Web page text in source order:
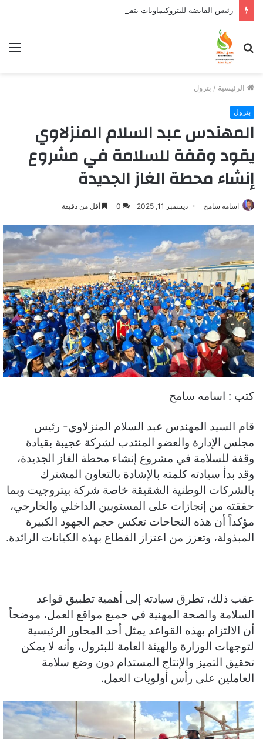
بحث
عن
الرئيسية / بترول
بترول
المهندس عبد السلام المنزلاوي
يقود وقفة للسلامة في مشروع
إنشاء محطة الغاز الجديدة
اسامه سامح ديسمبر 11, 2025 0 أقل من دقيقة
كتب : اسامه سامح
قام السيد المهندس عبد السلام المنزلاوي- رئيس
مجلس الإدارة والعضو المنتدب لشركة عجيبة بقيادة
وقفة للسلامة في مشروع إنشاء محطة الغاز الجديدة،
وقد بدأ سيادته كلمته بالإشادة بالتعاون المشترك
بالشركات الوطنية الشقيقة خاصة شركة بيتروجيت وبما
حققته من إنجازات على المستويين الداخلي والخارجي،
مؤكداً أن هذه النجاحات تعكس حجم الجهود الكبيرة
المبذولة، وتعزز من اعتزاز القطاع بهذه الكيانات الرائدة.
عقب ذلك، تطرق سيادته إلى أهمية تطبيق قواعد
السلامة والصحة المهنية في جميع مواقع العمل، موضحاً
أن الالتزام بهذه القواعد يمثل أحد المحاور الرئيسية
لتوجهات الوزارة والهيئة العامة للبترول، وأنه لا يمكن
تحقيق التميز والإنتاج المستدام دون وضع سلامة
العاملين على رأس أولويات العمل.